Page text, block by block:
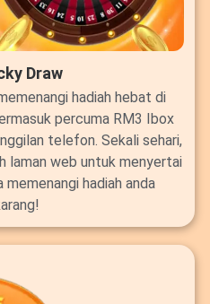
Draw
hadiah hebat di
percuma RM3 Ibox
telefon. Sekali sehari,
laman web untuk menyertai
hadiah anda